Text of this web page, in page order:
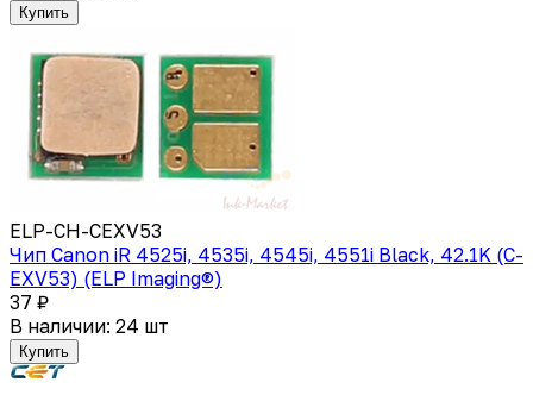
Купить
ELP-CH-CEXV53
Чип Canon iR 4525i, 4535i, 4545i, 4551i Black, 42.1K (C-
EXV53) (ELP Imaging®)
37 ₽
В наличии: 24 шт
Купить